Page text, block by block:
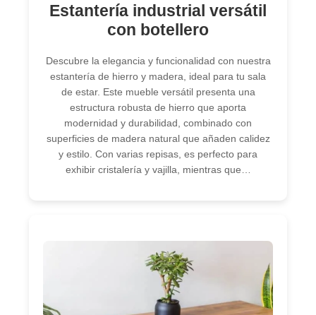
Estantería industrial versátil
con botellero
Descubre la elegancia y funcionalidad con nuestra
estantería de hierro y madera, ideal para tu sala
de estar. Este mueble versátil presenta una
estructura robusta de hierro que aporta
modernidad y durabilidad, combinado con
superficies de madera natural que añaden calidez
y estilo. Con varias repisas, es perfecto para
exhibir cristalería y vajilla, mientras que…